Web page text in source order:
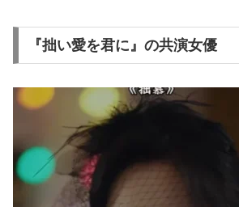
『拙い愛を君に』の共演女優